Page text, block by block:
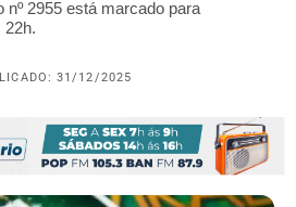
2955 está marcado para
22h.
31/12/2025